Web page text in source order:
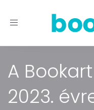
Toggle
A
2023.